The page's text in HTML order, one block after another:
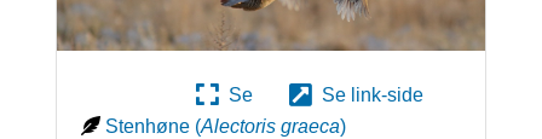
Se
Se link-side
Stenhøne (Alectoris graeca)